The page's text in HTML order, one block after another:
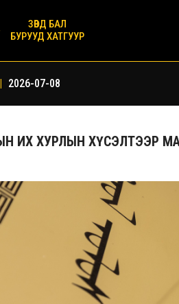
ЗӨВД БАЛ
БУРУУД ХАТГУУР
| 2026-07-08
ИХ ХУРЛЫН ХҮСЭЛТЭЭР